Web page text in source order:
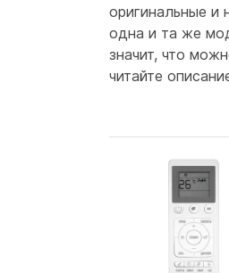
оригинальные и
одна и та же
значит, что
читайте